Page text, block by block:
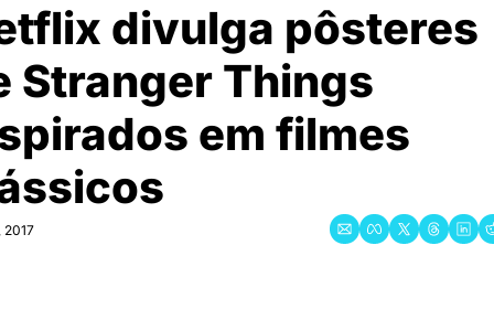
divulga pôsteres
Stranger Things
em filmes
2017